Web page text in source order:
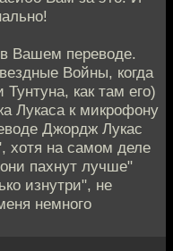
Вашем переводе.
Войны, когда
как там его)
Лукаса к микрофону
Джордж Лукас
хотя на самом деле
пахнут лучше"
изнутри", не
немного